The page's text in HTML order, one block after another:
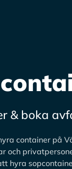
& boka
container på
och
hyra